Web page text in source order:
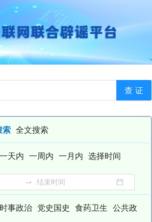
查 证
索 全文搜索
一天内 一周内 一月内 选择时间
时事政治 党史国史 食药卫生 公共政